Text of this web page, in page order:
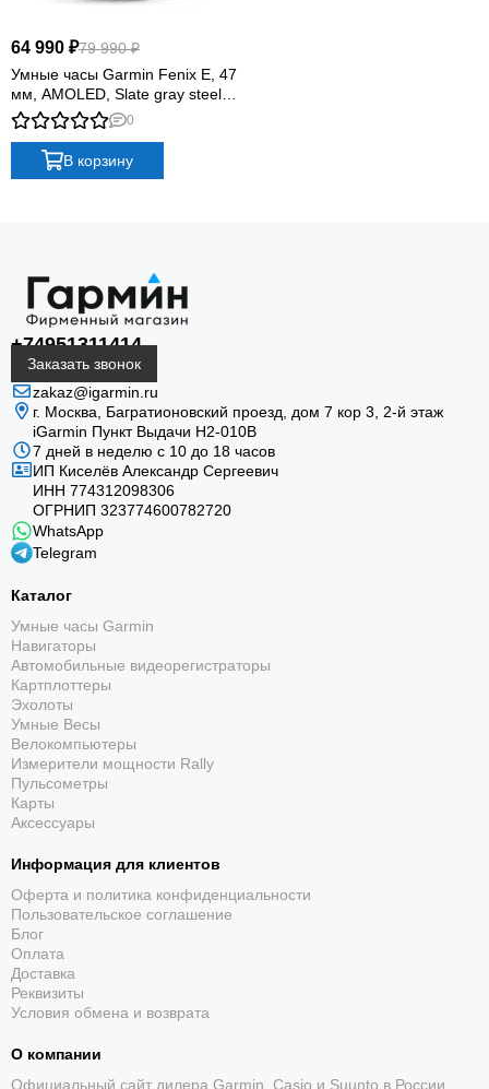
помогают планировать нагрузку, следить за
маршруту. Кнопки удобны в движении, а сенсорный
экран ускоряет работу с меню и картами.
Power Glass
Прочное солнечное стекло собирает энергию света
и помогает увеличить автономность часов.
соблюдении официальных условий Garmin.
Регулируемая яркость и режимы красного света
темноте.
64 990 ₽79 990 ₽
Умные часы Garmin Fenix E, 47
мм, AMOLED, Slate gray steel
with black silicone band
0
В корзину
+74951311414
Заказать звонок
zakaz@igarmin.ru
г. Москва, Багратионовский проезд, дом 7 кор 3, 2-й этаж
iGarmin Пункт Выдачи Н2-010В
7 дней в неделю с 10 до 18 часов
ИП Киселёв Александр Сергеевич
ИНН 774312098306
ОГРНИП 323774600782720
WhatsApp
Telegram
Каталог
Умные часы Garmin
Навигаторы
Автомобильные видеорегистраторы
Картплоттеры
Эхолоты
Умные Весы
Велокомпьютеры
Измерители мощности Rally
Пульсометры
Карты
Аксессуары
Информация для клиентов
Оферта и политика конфиденциальности
Пользовательское соглашение
Блог
Оплата
Доставка
Реквизиты
Условия обмена и возврата
О компании
Официальный сайт дилера Garmin, Casio и Suunto в России